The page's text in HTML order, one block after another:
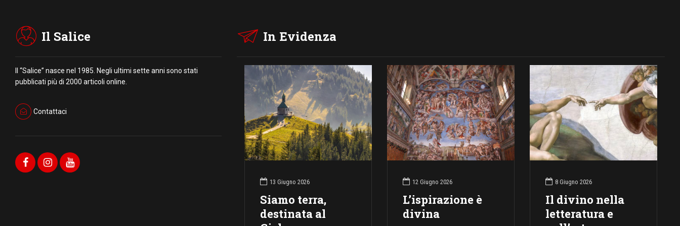
Il Salice
Il “Salice” nasce nel 1985. Negli ultimi sette anni sono stati
pubblicati più di 2000 articoli online.
Contattaci
In Evidenza
13 Giugno 2026
Siamo terra,
destinata al
12 Giugno 2026
L’ispirazione è
divina
8 Giugno 2026
Il divino nella
letteratura e